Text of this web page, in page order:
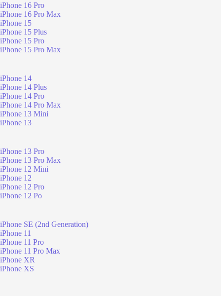
iPhone 16 Pro
iPhone 16 Pro Max
iPhone 15
iPhone 15 Plus
iPhone 15 Pro
iPhone 15 Pro Max
iPhone 14
iPhone 14 Plus
iPhone 14 Pro
iPhone 14 Pro Max
iPhone 13 Mini
iPhone 13
iPhone 13 Pro
iPhone 13 Pro Max
iPhone 12 Mini
iPhone 12
iPhone 12 Pro
iPhone 12 Po
iPhone SE (2nd Generation)
iPhone 11
iPhone 11 Pro
iPhone 11 Pro Max
iPhone XR
iPhone XS